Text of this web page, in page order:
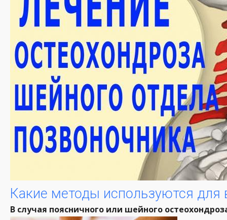
Какие методы используются для
В случая поясничного или шейного